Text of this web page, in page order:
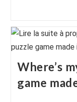
publication :
Where’s
game